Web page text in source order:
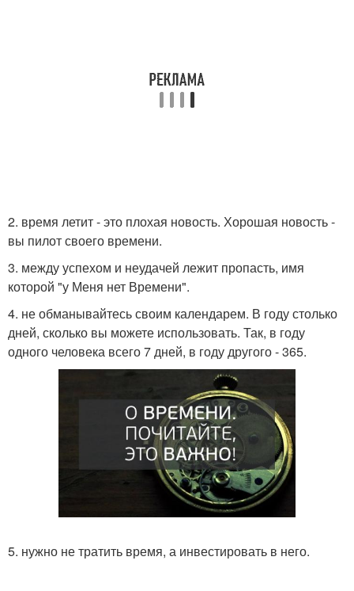
2. время летит - это плохая новость. Хорошая новость -
вы пилот своего времени.
3. между успехом и неудачей лежит пропасть, имя
которой "у Меня нет Времени".
4. не обманывайтесь своим календарем. В году столько
дней, сколько вы можете использовать. Так, в году
одного человека всего 7 дней, в году другого - 365.
5. нужно не тратить время, а инвестировать в него.